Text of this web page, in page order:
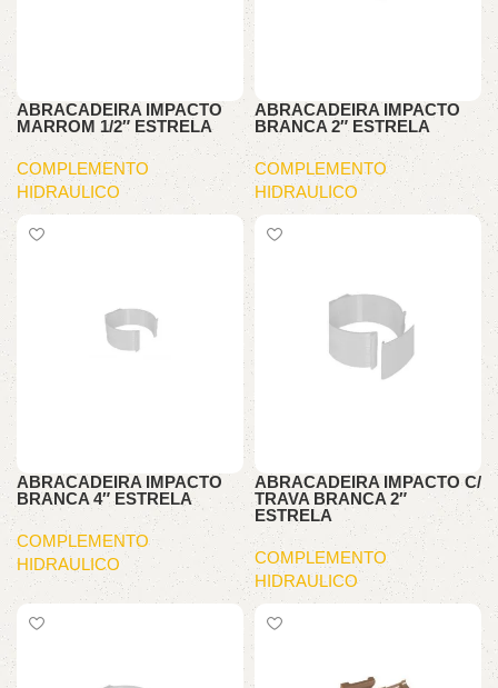
ABRACADEIRA IMPACTO
MARROM 1/2″ ESTRELA
COMPLEMENTO
HIDRAULICO
ABRACADEIRA IMPACTO
BRANCA 2″ ESTRELA
COMPLEMENTO
HIDRAULICO
ABRACADEIRA IMPACTO
BRANCA 4″ ESTRELA
COMPLEMENTO
HIDRAULICO
ABRACADEIRA IMPACTO C/
TRAVA BRANCA 2″
ESTRELA
COMPLEMENTO
HIDRAULICO